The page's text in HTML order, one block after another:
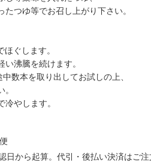
つゆ等でお召し上がり下さい。
ぐします。
沸騰を続けます。
数本を取り出してお試しの上、
やします。
日から起算。代引・後払い決済はご注